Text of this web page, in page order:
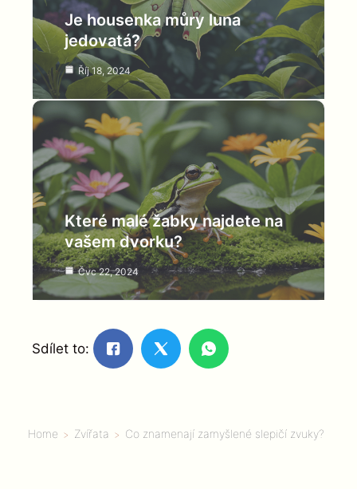
Je housenka můry luna
jedovatá?
Říj 18, 2024
Které malé žabky najdete na
vašem dvorku?
Čvc 22, 2024
Sdílet to:
Home Zvířata Co znamenají zamyšlené slepičí zvuky?